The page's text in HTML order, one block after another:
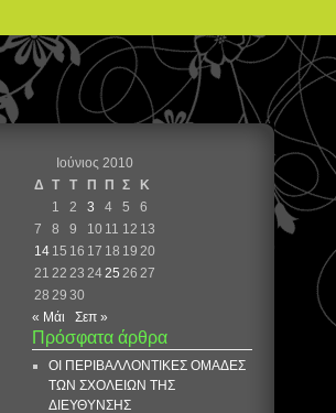
Ιούνιος 2010
Δ
Τ Τ Π Π Σ
Κ
1
2 3 4 5
6
7
8 9 10 11 12 13
14 15 16 17 18 19 20
21 22 23 24 25 26 27
28 29 30
« Μάι
Σεπ »
Πρόσφατα άρθρα
ΟΙ ΠΕΡΙΒΑΛΛΟΝΤΙΚΕΣ ΟΜΑΔΕΣ
ΤΩΝ ΣΧΟΛΕΙΩΝ ΤΗΣ
ΔΙΕΥΘΥΝΣΗΣ